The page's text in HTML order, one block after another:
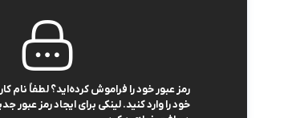
رمز عبور خود را فراموش کرده‌اید؟ لطفاً نام
خود را وارد کنید. لینکی برای ایجاد رمز عبور